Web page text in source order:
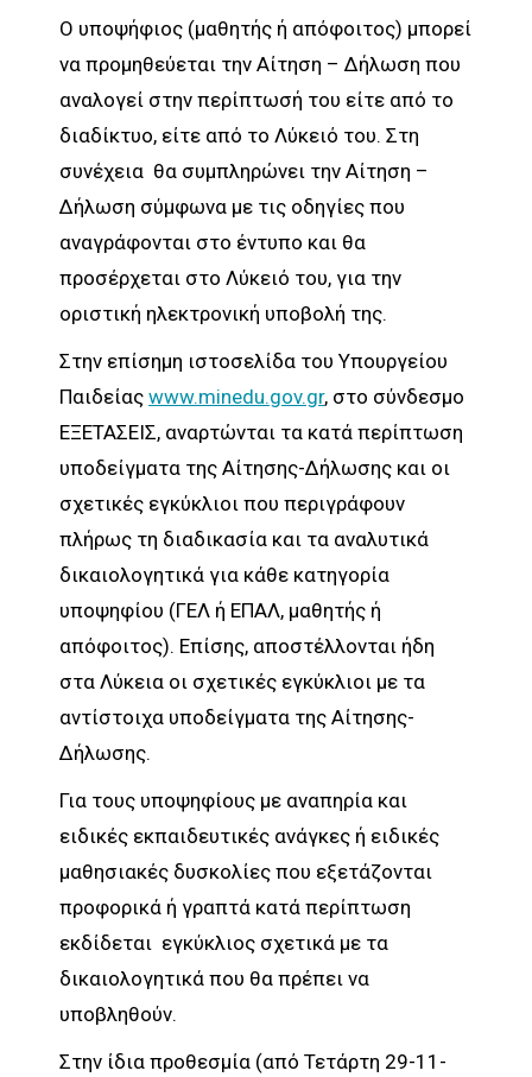
Ο υποψήφιος (μαθητής ή απόφοιτος) μπορεί
να προμηθεύεται την Αίτηση – Δήλωση που
αναλογεί στην περίπτωσή του είτε από το
διαδίκτυο, είτε από το Λύκειό του. Στη
συνέχεια θα συμπληρώνει την Αίτηση –
Δήλωση σύμφωνα με τις οδηγίες που
αναγράφονται στο έντυπο και θα
προσέρχεται στο Λύκειό του, για την
οριστική ηλεκτρονική υποβολή της.
Στην επίσημη ιστοσελίδα του Υπουργείου
Παιδείας www.minedu.gov.gr, στο σύνδεσμο
ΕΞΕΤΑΣΕΙΣ, αναρτώνται τα κατά περίπτωση
υποδείγματα της Αίτησης-Δήλωσης και οι
σχετικές εγκύκλιοι που περιγράφουν
πλήρως τη διαδικασία και τα αναλυτικά
δικαιολογητικά για κάθε κατηγορία
υποψηφίου (ΓΕΛ ή ΕΠΑΛ, μαθητής ή
απόφοιτος). Επίσης, αποστέλλονται ήδη
στα Λύκεια οι σχετικές εγκύκλιοι με τα
αντίστοιχα υποδείγματα της Αίτησης-
Δήλωσης.
Για τους υποψηφίους με αναπηρία και
ειδικές εκπαιδευτικές ανάγκες ή ειδικές
μαθησιακές δυσκολίες που εξετάζονται
προφορικά ή γραπτά κατά περίπτωση
εκδίδεται εγκύκλιος σχετικά με τα
δικαιολογητικά που θα πρέπει να
υποβληθούν.
Στην ίδια προθεσμία (από Τετάρτη 29-11-